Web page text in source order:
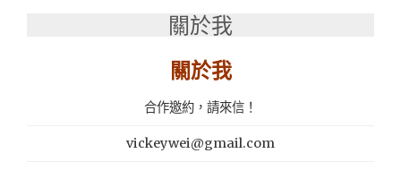
關於我
關於我
合作邀約，請來信！
vickeywei@gmail.com